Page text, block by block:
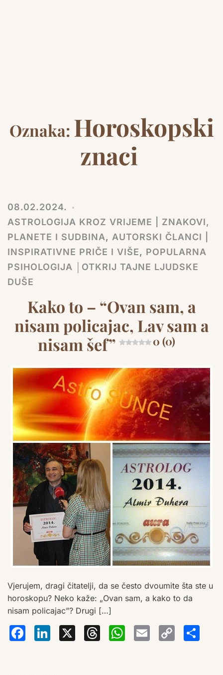
Oznaka: Horoskopski
znaci
08.02.2024.
ASTROLOGIJA KROZ VRIJEME | ZNAKOVI,
PLANETE I SUDBINA, AUTORSKI ČLANCI |
INSPIRATIVNE PRIČE I VIŠE, POPULARNA
PSIHOLOGIJA │OTKRIJ TAJNE LJUDSKE
DUŠE
Kako to – “Ovan sam, a
nisam policajac, Lav sam a
nisam šef”
0 (0)
Vjerujem, dragi čitatelji, da se često dvoumite šta ste u
horoskopu? Neko kaže: „Ovan sam, a kako to da
nisam policajac”? Drugi […]
Facebook
LinkedIn
X Threads
Email